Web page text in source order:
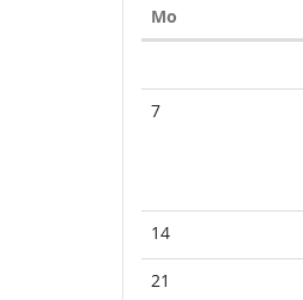
Mo
7Keine
14Keine
Veranstaltungen
21